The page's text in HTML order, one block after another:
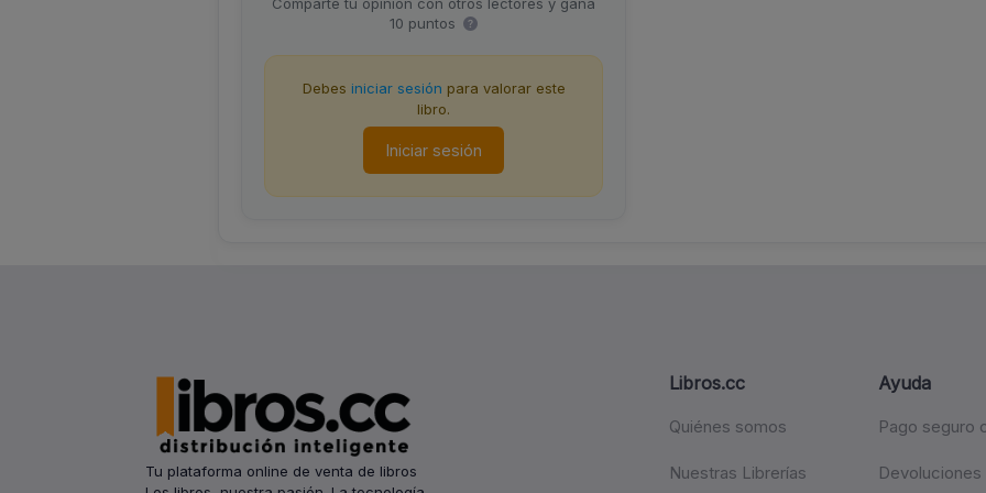
10 puntos
Debes iniciar sesión para valorar este
libro.
Iniciar sesión
Tu plataforma online de venta de libros
Libros.cc
Quiénes somos
Nuestras Librerías
Ayuda
Pago seguro
Devoluciones